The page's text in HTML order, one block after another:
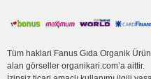
Tüm haklari Fanus Gıda Organik
alan görseller organikari.com’a aittir.